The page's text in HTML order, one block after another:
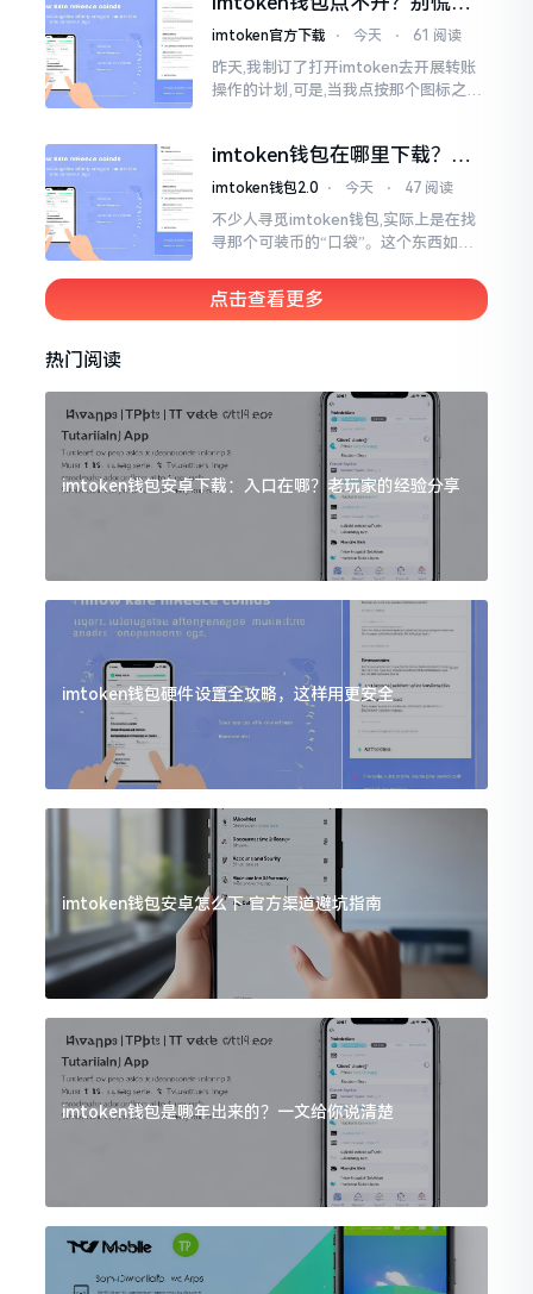
试试这几招
imtoken官方下载 ⋅ 今天 ⋅ 61 阅读
昨天,我制订了打开imtoken去开展转账
操作的计划,可是,当我点按那个图标之后,
imtoken钱包在哪里下载？老
手教你几招避坑
imtoken钱包2.0 ⋅ 今天 ⋅ 47 阅读
不少人寻觅imtoken钱包,实际上是在找
寻那个可装币的“口袋”。这个东西如今
坊、比特币以及各类链上的代币予以支
持。
点击查看更多
热门阅读
imtoken钱包安卓下载：入口在哪？老玩家的经验分享
imtoken钱包硬件设置全攻略，这样用更安全
imtoken钱包安卓怎么下 官方渠道避坑指南
imtoken钱包是哪年出来的？一文给你说清楚